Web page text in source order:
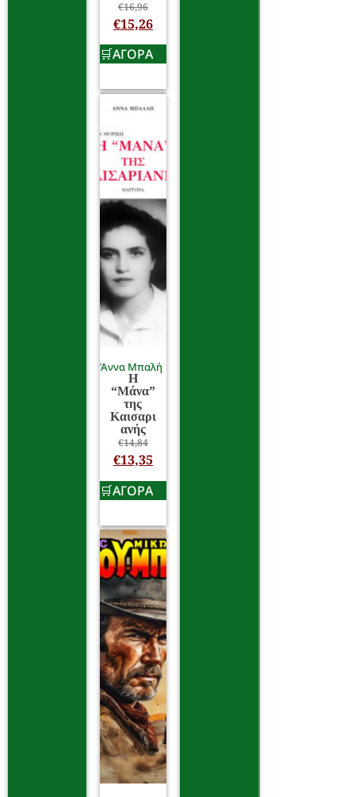
€16,96
€15,26
ΑΓΟΡΑ
Άννα Μπαλή
Η
“Μάνα”
της
Καισαρι
ανής
€14,84
€13,35
ΑΓΟΡΑ